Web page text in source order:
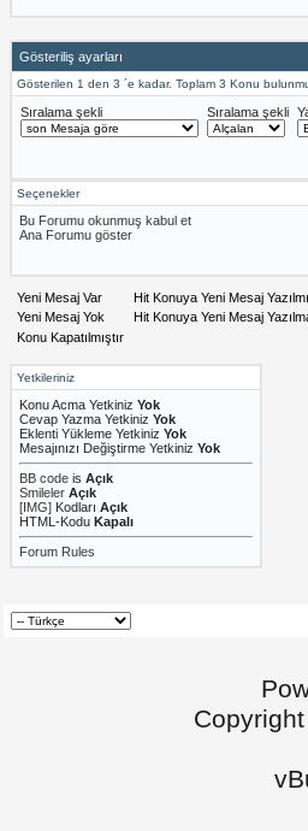
Gösteriliş ayarları
Gösterilen 1 den 3 ´e kadar. Toplam 3 Konu
Sıralama şekli Sıralama şekli
Seçenekler
Bu Forumu okunmuş kabul et
Ana Forumu göster
Yeni Mesaj Var
Hit Konuya Yeni Mesaj
Yeni Mesaj Yok
Hit Konuya Yeni Mesaj
Konu Kapatılmıştır
Yetkileriniz
Konu Acma Yetkiniz Yok
Cevap Yazma Yetkiniz Yok
Eklenti Yükleme Yetkiniz Yok
Mesajınızı Değiştirme Yetkiniz Yok
BB code is Açık
Smileler Açık
[IMG] Kodları Açık
HTML-Kodu Kapalı
Forum Rules